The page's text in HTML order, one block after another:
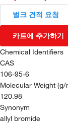
벌크 견적 요청
카트에 추가하기
Chemical Identifiers
CAS
106-95-6
Molecular Weight (g/
120.98
Synonym
allyl bromide